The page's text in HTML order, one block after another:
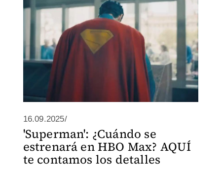
16.09.2025/
'Superman': ¿Cuándo se
estrenará en HBO Max? AQUÍ
te contamos los detalles